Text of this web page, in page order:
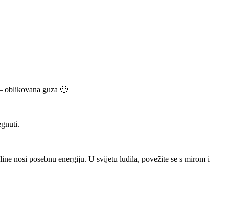
oblikovana guza 🙂
nosi posebnu energiju. U svijetu ludila, povežite se s mirom i